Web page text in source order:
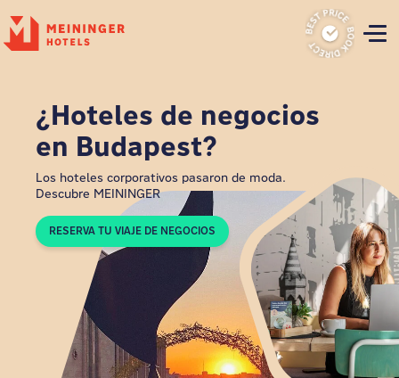
P
¿Hoteles de negocios
en Budapest?
Los hoteles corporativos pasaron de moda.
Descubre MEININGER
RESERVA TU VIAJE DE NEGOCIOS